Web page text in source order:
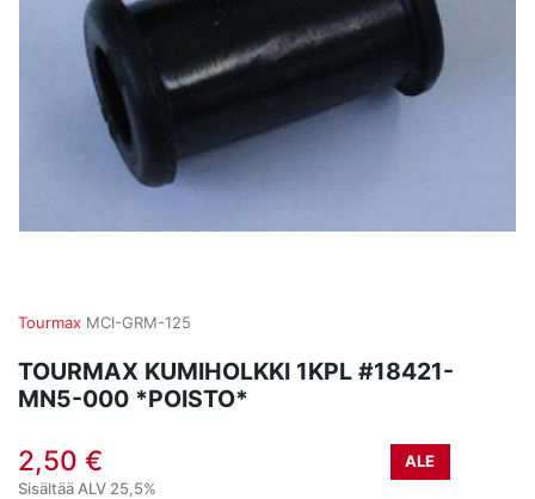
Tourmax MCI-GRM-125
TOURMAX KUMIHOLKKI 1KPL #18421-
MN5-000 *POISTO*
2,50 €
ALE
Sisältää ALV 25,5%